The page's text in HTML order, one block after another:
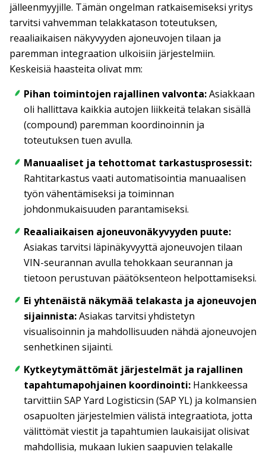
jälleenmyyjille. Tämän ongelman ratkaisemiseksi yritys
tarvitsi vahvemman telakkatason toteutuksen,
reaaliaikaisen näkyvyyden ajoneuvojen tilaan ja
paremman integraation ulkoisiin järjestelmiin.
Keskeisiä haasteita olivat mm:
Pihan toimintojen rajallinen valvonta:Asiakkaan
oli hallittava kaikkia autojen liikkeitä telakan sisällä
(compound) paremman koordinoinnin ja
toteutuksen tuen avulla.
Manuaaliset ja tehottomat tarkastusprosessit:
Rahtitarkastus vaati automatisointia manuaalisen
työn vähentämiseksi ja toiminnan
johdonmukaisuuden parantamiseksi.
Reaaliaikaisen ajoneuvonäkyvyyden puute:
Asiakas tarvitsi läpinäkyvyyttä ajoneuvojen tilaan
VIN-seurannan avulla tehokkaan seurannan ja
tietoon perustuvan päätöksenteon helpottamiseksi.
Ei yhtenäistä näkymää telakasta ja ajoneuvojen
sijainnista:Asiakas tarvitsi yhdistetyn
visualisoinnin ja mahdollisuuden nähdä ajoneuvojen
senhetkinen sijainti.
Kytkeytymättömät järjestelmät ja rajallinen
tapahtumapohjainen koordinointi: Hankkeessa
tarvittiin SAP Yard Logisticsin (SAP YL) ja kolmansien
osapuolten järjestelmien välistä integraatiota, jotta
välittömät viestit ja tapahtumien laukaisijat olisivat
mahdollisia, mukaan lukien saapuvien telakalle